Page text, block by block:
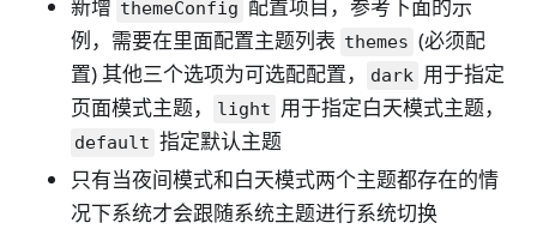
新增 themeConfig 配置项目，参考下面的示
例，需要在里面配置主题列表 themes (必须配
置) 其他三个选项为可选配配置，
dark 用于指定
页面模式主题，
light 用于指定白天模式主题，
default 指定默认主题
只有当夜间模式和白天模式两个主题都存在的情
况下系统才会跟随系统主题进行系统切换